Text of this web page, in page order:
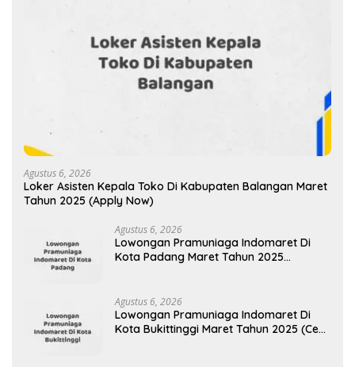
Agustus 6, 2026
Loker Asisten Kepala Toko Di Kabupaten Balangan Maret
Tahun 2025 (Apply Now)
Agustus 6, 2026
Lowongan Pramuniaga Indomaret Di
Kota Padang Maret Tahun 2025
Agustus 6, 2026
Lowongan Pramuniaga Indomaret Di
Kota Bukittinggi Maret Tahun 2025 (Cek